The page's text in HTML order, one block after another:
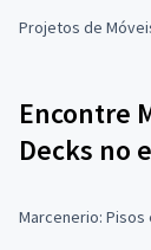
Projetos de
Encontre
Decks no
Marcenerio: Pisos